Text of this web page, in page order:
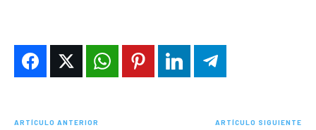
ARTÍCULO ANTERIOR ARTÍCULO SIGUIENTE